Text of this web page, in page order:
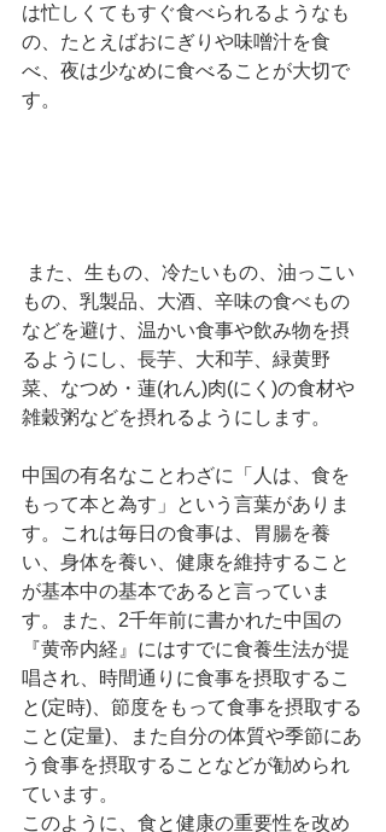
は忙しくてもすぐ食べられるようなも
の、たとえばおにぎりや味噌汁を食
べ、夜は少なめに食べることが大切で
す。
もの、乳製品、大酒、辛味の食べもの
などを避け、温かい食事や飲み物を摂
るようにし、長芋、大和芋、緑黄野
菜、なつめ・蓮(れん)肉(にく)の食材や
雑穀粥などを摂れるようにします。
中国の有名なことわざに「人は、食を
もって本と為す」という言葉がありま
す。これは毎日の食事は、胃腸を養
い、身体を養い、健康を維持すること
が基本中の基本であると言っていま
す。また、2千年前に書かれた中国の
『黄帝内経』にはすでに食養生法が提
唱され、時間通りに食事を摂取するこ
と(定時)、節度をもって食事を摂取する
こと(定量)、また自分の体質や季節にあ
う食事を摂取することなどが勧められ
ています。
このように、食と健康の重要性を改め